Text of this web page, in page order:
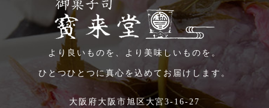
より良いものを、より美味しいものを。
ひとつひとつに真心を込めてお届けします。
大阪府大阪市旭区大宮3-16-27